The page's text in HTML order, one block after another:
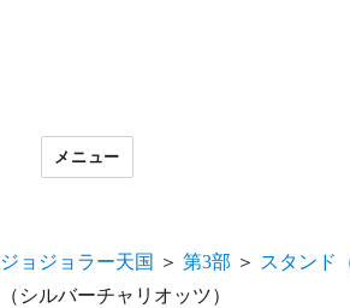
メニュー
ジョジョラー天国 ＞ 第3部 ＞ スタンド
（シルバーチャリオッツ）